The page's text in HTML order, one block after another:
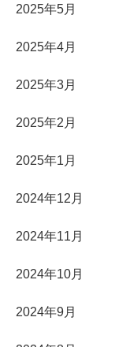
2025年5月
2025年4月
2025年3月
2025年2月
2025年1月
2024年12月
2024年11月
2024年10月
2024年9月